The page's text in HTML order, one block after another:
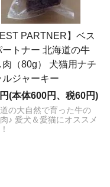
PARTNER】ベス
ートナー 北海道の牛
肉（80g） 犬猫用ナチ
ルジャーキー
(本体600円、税60円)
の大自然で育った牛の
♪ 愛犬＆愛猫にオススメ